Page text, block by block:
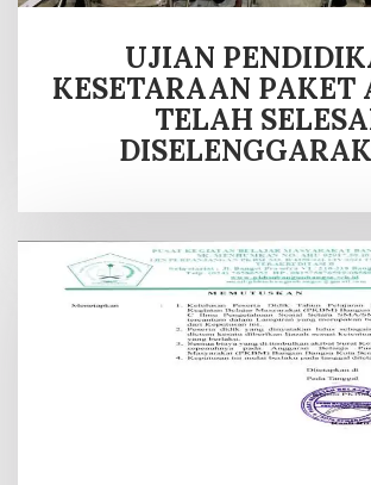
UJIAN
KESETARAAN PAKET
TELAH